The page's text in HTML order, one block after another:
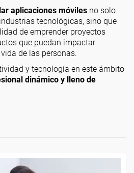
aplicaciones móviles no solo
tecnológicas, sino que
de emprender proyectos
que puedan impactar
de las personas.
y tecnología en este ámbito
dinámico y lleno de